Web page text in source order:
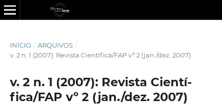
INÍCIO / ARQUIVOS /
v. 2 n. 1 (2007): Revista Cientí­fica/FAP vº 2 (jan./dez. 2007)
v. 2 n. 1 (2007): Revista Cientí­
fica/FAP vº 2 (jan./dez. 2007)